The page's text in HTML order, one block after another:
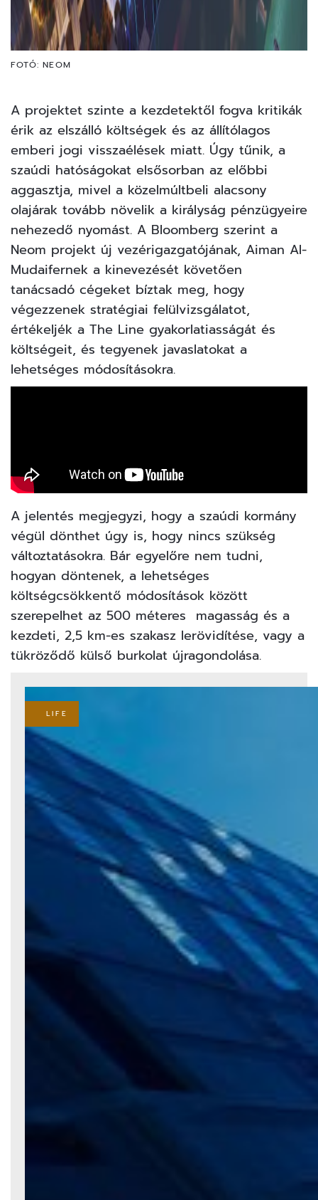
FOTÓ: NEOM
A projektet szinte a kezdetektől fogva kritikák
érik az elszálló költségek és az állítólagos
emberi jogi visszaélések miatt. Úgy tűnik, a
szaúdi hatóságokat elsősorban az előbbi
aggasztja, mivel a közelmúltbeli alacsony
olajárak tovább növelik a királyság pénzügyeire
nehezedő nyomást. A Bloomberg szerint a
Neom projekt új vezérigazgatójának, Aiman Al-
Mudaifernek a kinevezését követően
tanácsadó cégeket bíztak meg, hogy
végezzenek stratégiai felülvizsgálatot,
értékeljék a The Line gyakorlatiasságát és
költségeit, és tegyenek javaslatokat a
lehetséges módosításokra.
A jelentés megjegyzi, hogy a szaúdi kormány
végül dönthet úgy is, hogy nincs szükség
változtatásokra. Bár egyelőre nem tudni,
hogyan döntenek, a lehetséges
költségcsökkentő módosítások között
szerepelhet az 500 méteres magasság és a
kezdeti, 2,5 km-es szakasz lerövidítése, vagy a
tükröződő külső burkolat újragondolása.
LIFE